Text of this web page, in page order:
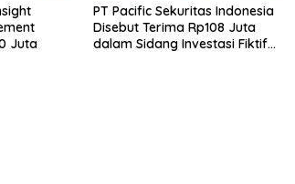
Juta
PT Pacific Sekuritas Indonesia
Disebut Terima Rp108 Juta
dalam Sidang Investasi Fiktif